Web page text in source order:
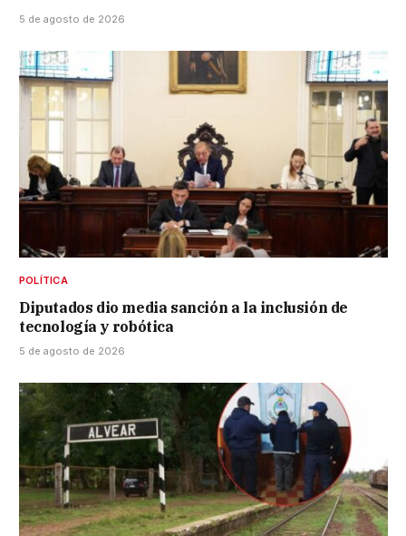
5 de agosto de 2026
POLÍTICA
Diputados dio media sanción a la inclusión de
tecnología y robótica
5 de agosto de 2026